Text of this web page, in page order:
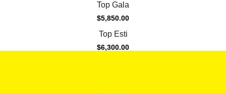
Top Gala
$5,850.00
Top Esti
$6,300.00